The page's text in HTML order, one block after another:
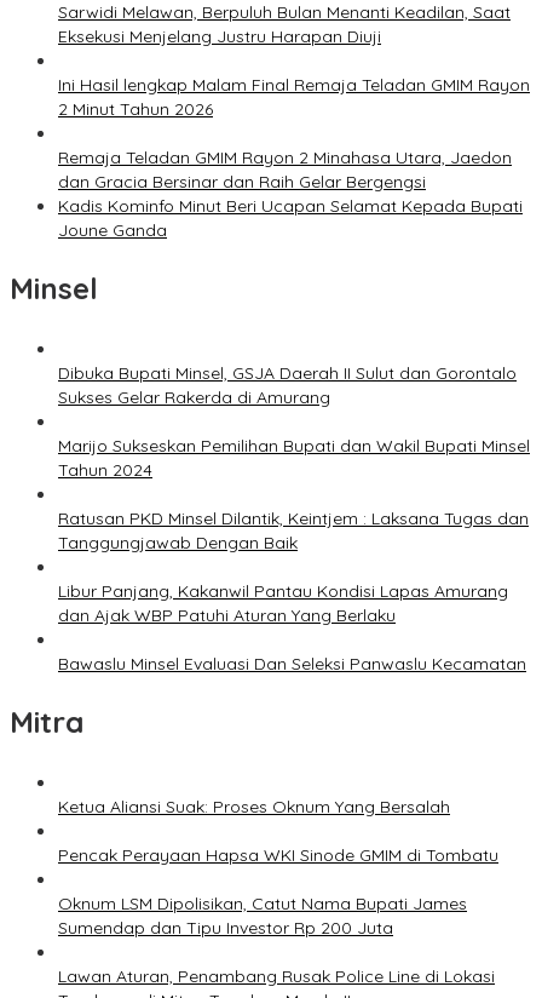
Sarwidi Melawan, Berpuluh Bulan Menanti Keadilan, Saat
Eksekusi Menjelang Justru Harapan Diuji
Ini Hasil lengkap Malam Final Remaja Teladan GMIM Rayon
2 Minut Tahun 2026
Remaja Teladan GMIM Rayon 2 Minahasa Utara, Jaedon
dan Gracia Bersinar dan Raih Gelar Bergengsi
Kadis Kominfo Minut Beri Ucapan Selamat Kepada Bupati
Joune Ganda
Minsel
Dibuka Bupati Minsel, GSJA Daerah II Sulut dan Gorontalo
Sukses Gelar Rakerda di Amurang
Marijo Sukseskan Pemilihan Bupati dan Wakil Bupati Minsel
Tahun 2024
Ratusan PKD Minsel Dilantik, Keintjem : Laksana Tugas dan
Tanggungjawab Dengan Baik
Libur Panjang, Kakanwil Pantau Kondisi Lapas Amurang
dan Ajak WBP Patuhi Aturan Yang Berlaku
Bawaslu Minsel Evaluasi Dan Seleksi Panwaslu Kecamatan
Mitra
Ketua Aliansi Suak: Proses Oknum Yang Bersalah
Pencak Perayaan Hapsa WKI Sinode GMIM di Tombatu
Oknum LSM Dipolisikan, Catut Nama Bupati James
Sumendap dan Tipu Investor Rp 200 Juta
Lawan Aturan, Penambang Rusak Police Line di Lokasi